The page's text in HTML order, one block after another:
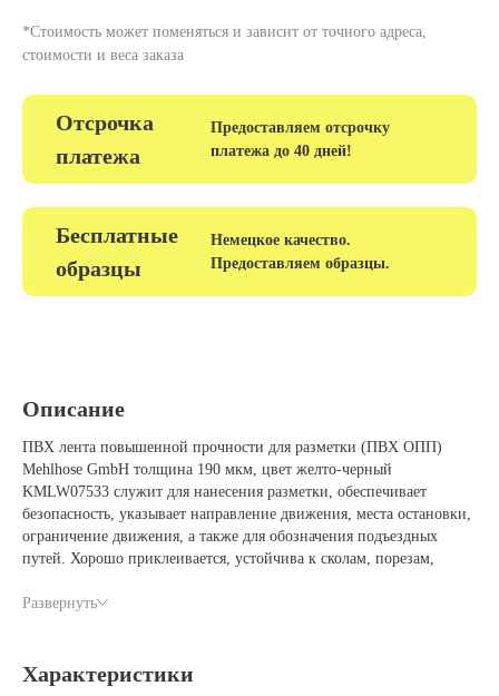
*Стоимость может поменяться и зависит от точного адреса,
стоимости и веса заказа
Отсрочка
платежа
Предоставляем отсрочку
платежа до 40 дней!
Бесплатные
образцы
Немецкое качество.
Предоставляем образцы.
Описание
ПВХ лента повышенной прочности для разметки (ПВХ ОПП)
Mehlhose GmbH толщина 190 мкм, цвет желто-черный
KMLW07533 служит для нанесения разметки, обеспечивает
безопасность, указывает направление движения, места остановки,
ограничение движения, а также для обозначения подъездных
путей. Хорошо приклеивается, устойчива к сколам, порезам,
Легко чистится. Имеет долгий срок эксплуатации.
Клей: каучук
Развернуть
Характеристики